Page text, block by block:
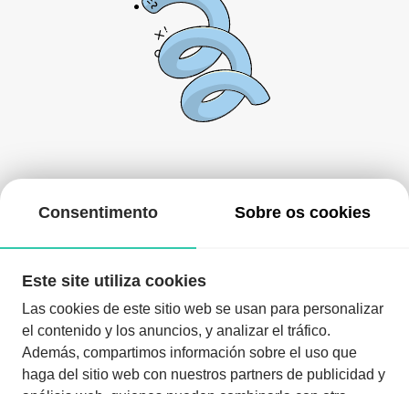
Pode voltar mais tarde ou procurar outros eventos.
Consentimento Sobre os cookies
Este site utiliza cookies
Las cookies de este sitio web se usan para personalizar
el contenido y los anuncios, y analizar el tráfico.
Además, compartimos información sobre el uso que
haga del sitio web con nuestros partners de publicidad y